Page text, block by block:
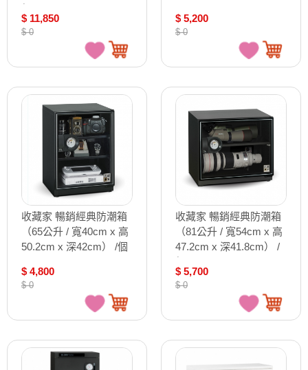
$ 11,850
$ 0
$ 5,200
$ 0
收藏家 暢銷經典防潮箱
（65公升 / 寬40cm x 高
50.2cm x 深42cm） /個
$ 4,800
$ 0
收藏家 暢銷經典防潮箱
（81公升 / 寬54cm x 高
47.2cm x 深41.8cm） /
$ 5,700
$ 0